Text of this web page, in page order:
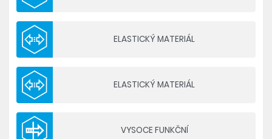
ELASTICKÝ MATERIÁL
ELASTICKÝ MATERIÁL
VYSOCE FUNKČNÍ